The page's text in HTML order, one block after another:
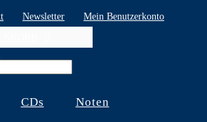
Newsletter
Mein Benutzerkonto
CDs Noten